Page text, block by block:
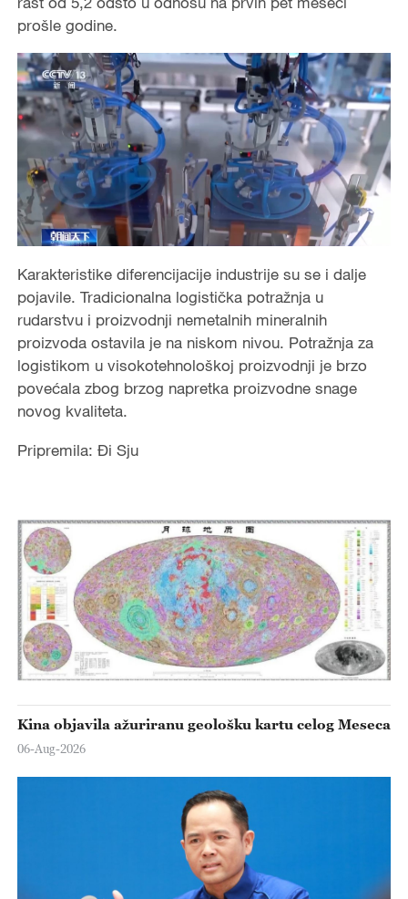
prošle godine.
Karakteristike diferencijacije industrije su se i dalje
pojavile. Tradicionalna logistička potražnja u
rudarstvu i proizvodnji nemetalnih mineralnih
proizvoda ostavila je na niskom nivou. Potražnja za
logistikom u visokotehnološkoj proizvodnji je brzo
povećala zbog brzog napretka proizvodne snage
novog kvaliteta.
Pripremila: Đi Sju
Kina objavila ažuriranu geološku kartu celog Meseca
06-Aug-2026